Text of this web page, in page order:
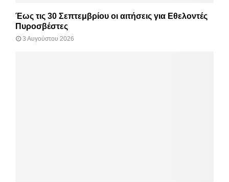
Έως τις 30 Σεπτεμβρίου οι αιτήσεις για Εθελοντές
Πυροσβέστες
3 Αυγούστου 2026